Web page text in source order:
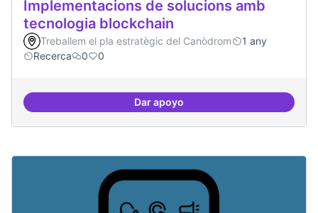
Implementacions de solucions amb
tecnologia blockchain
Treballem el pla estratègic del Canòdrom
1 any
Recerca
0 0
Dar apoyoImplementacions de solucions